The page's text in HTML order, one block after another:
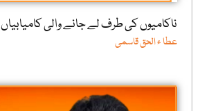
ناکامیوں کی طرف لے جانے والی کامیابیاں
عطا ء الحق قاسمی